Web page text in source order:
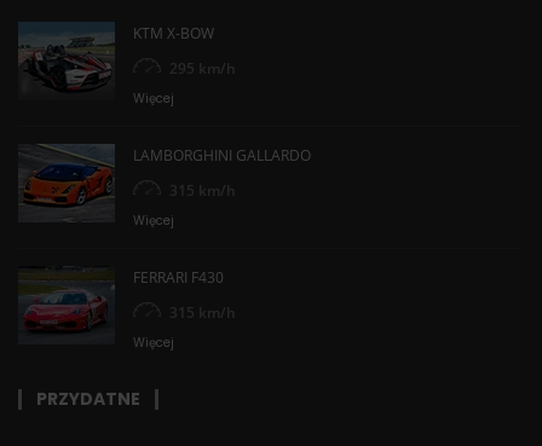
KTM X-BOW
295 km/h
Więcej
LAMBORGHINI GALLARDO
315 km/h
Więcej
FERRARI F430
315 km/h
Więcej
PRZYDATNE